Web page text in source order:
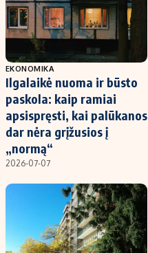
EKONOMIKA
Ilgalaikė nuoma ir būsto
paskola: kaip ramiai
apsispręsti, kai palūkanos
dar nėra grįžusios į
„normą“
2026-07-07